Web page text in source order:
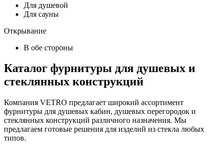
Для душевой
Для сауны
Открывание
В обе стороны
Каталог фурнитуры для душевых и
стеклянных конструкций
Компания VETRO предлагает широкий ассортимент
фурнитуры для душевых кабин, душевых перегородок и
стеклянных конструкций различного назначения. Мы
предлагаем готовые решения для изделий из стекла любых
типов.